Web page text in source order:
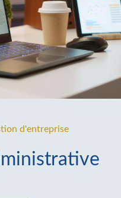
d'entreprise